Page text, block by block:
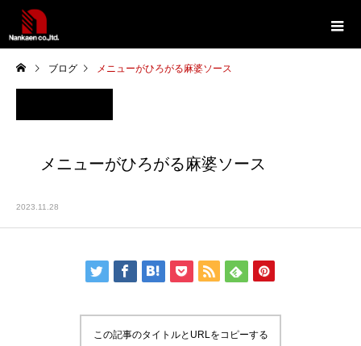
ブログ メニューがひろがる麻婆ソース
メニューがひろがる麻婆ソース
2023.11.28
この記事のタイトルとURLをコピーする